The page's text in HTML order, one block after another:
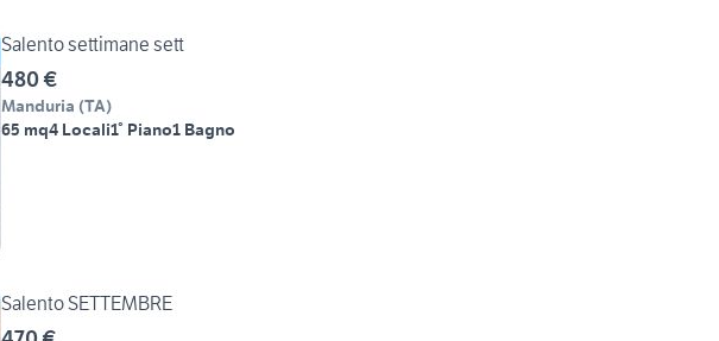
Salento settimane sett
480 €
Manduria (TA)
65 mq4 Locali1° Piano1 Bagno
Salento SETTEMBRE